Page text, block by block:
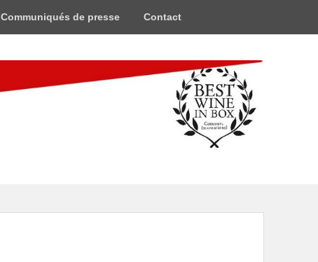
Communiqués de presse Contact